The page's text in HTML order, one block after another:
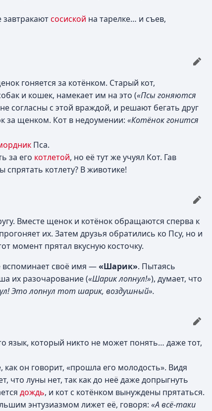
сосиской на тарелке… и съев,
гоняется за котёнком. Старый кот,
и кошек, намекает им на это («Псы гоняются
согласны с этой враждой, и решают бегать друг
за щенком. Кот в недоумении: «Котёнок гонится
Пса.
за его котлетой, но её тут же учуял Кот. Гав
котлету? В животике!
Вместе щенок и котёнок обращаются сперва к
их. Затем друзья обратились ко Псу, но и
момент прятал вкусную косточку.
вспоминает своё имя —«Шарик». Пытаясь
их разочарование («Шарик лопнул!»), думает, что
Это лопнул тот шарик, воздушный».
язык, который никто не может понять… даже тот,
как он говорит, «прошла его молодость». Видя
что луны нет, так как до неё даже допрыгнуть
дождь, и кот с котёнком вынуждены прятаться.
энтузиазмом лижет её, говоря: «А всё-таки